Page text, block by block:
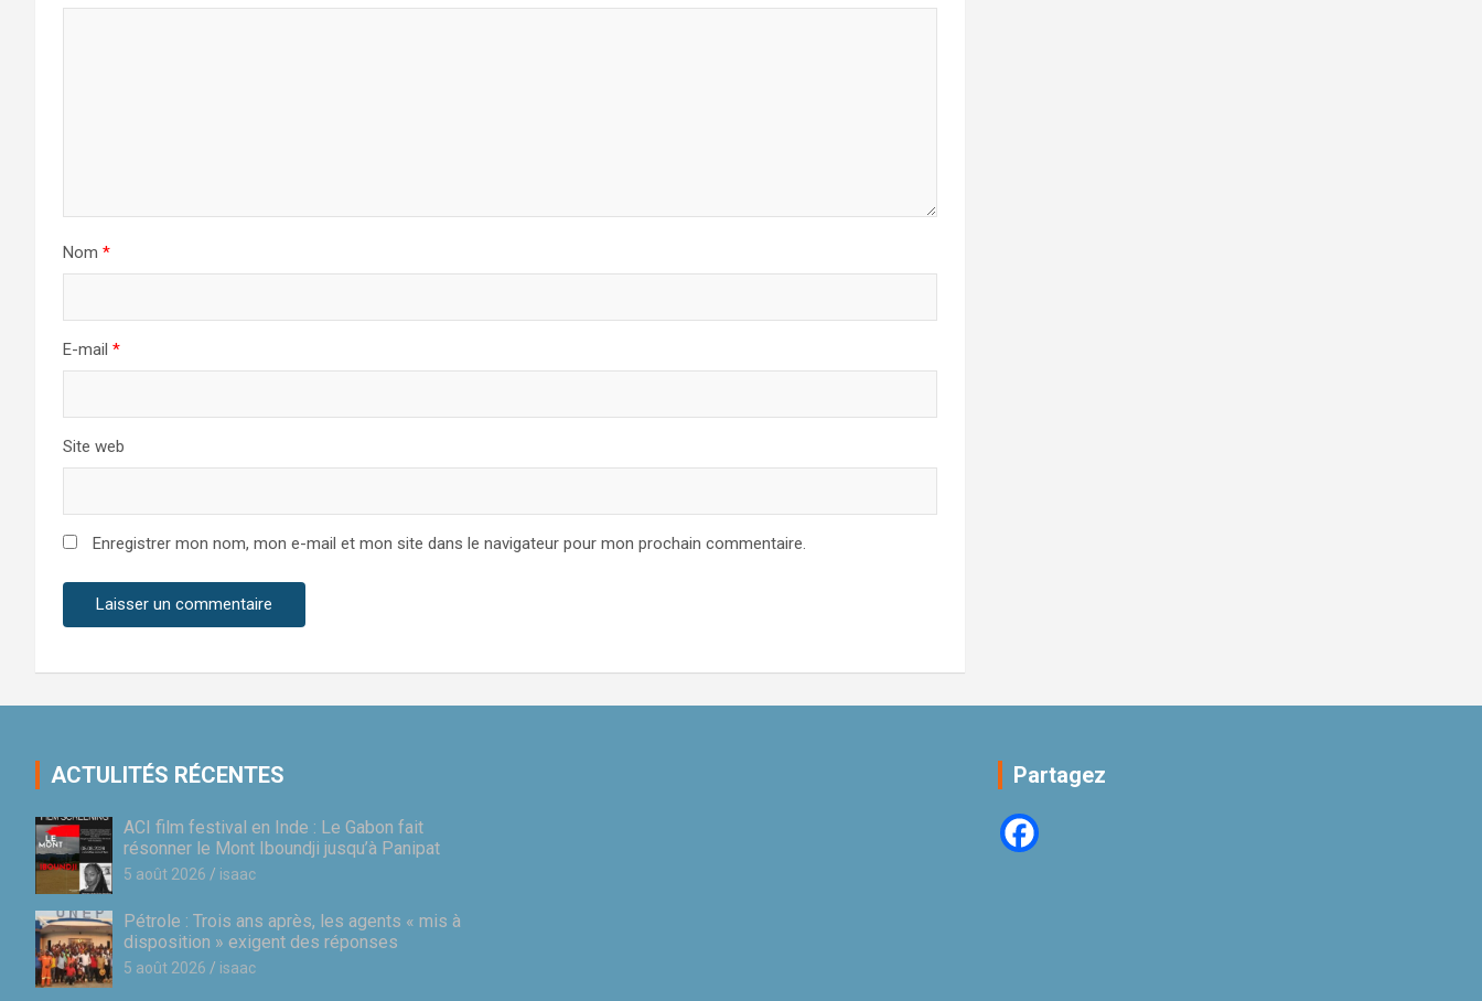
Nom *
E-mail *
Site web
Enregistrer mon nom, mon e-mail et mon site dans le navigateur pour mon prochain commentaire.
ACTULITÉS RÉCENTES
ACI film festival en Inde : Le Gabon fait
résonner le Mont Iboundji jusqu’à Panipat
5 août 2026 isaac
Pétrole : Trois ans après, les agents « mis à
disposition » exigent des réponses
5 août 2026 isaac
Partagez